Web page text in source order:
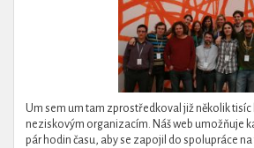
Um sem um tam zprostředkoval již několik
neziskovým organizacím. Náš web umožňuje
pár hodin času, aby se zapojil do spolupráce